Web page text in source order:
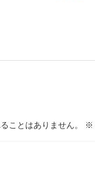
ことはありません。 ※